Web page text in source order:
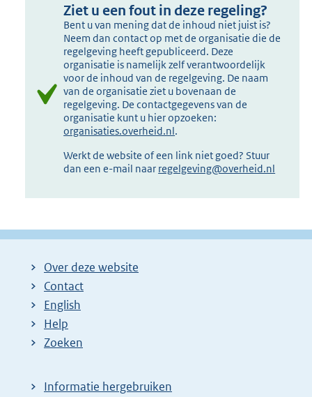
Ziet u een fout in deze regeling?
Bent u van mening dat de inhoud niet juist is?
Neem dan contact op met de organisatie die de
regelgeving heeft gepubliceerd. Deze
organisatie is namelijk zelf verantwoordelijk
voor de inhoud van de regelgeving. De naam
van de organisatie ziet u bovenaan de
regelgeving. De contactgegevens van de
organisatie kunt u hier opzoeken:
organisaties.overheid.nl.
Werkt de website of een link niet goed? Stuur
dan een e-mail naar regelgeving@overheid.nl
Over deze website
Contact
English
Help
Zoeken
Informatie hergebruiken